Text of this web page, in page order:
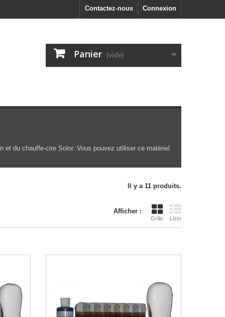
Connexion
Contactez-nous
Panier (vide)
du chauffe-cire Solor. Vous pouvez utiliser ce matériel
Il y a 11 produits.
Afficher :
Grille Liste